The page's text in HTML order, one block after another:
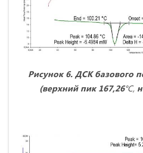
Рисунок 6. ДСК базового
(верхний пик 167,26°С,